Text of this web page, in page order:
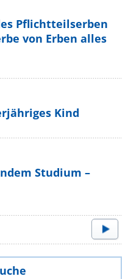
Pflichtteilserben
von Erben alles
Kind
Studium –